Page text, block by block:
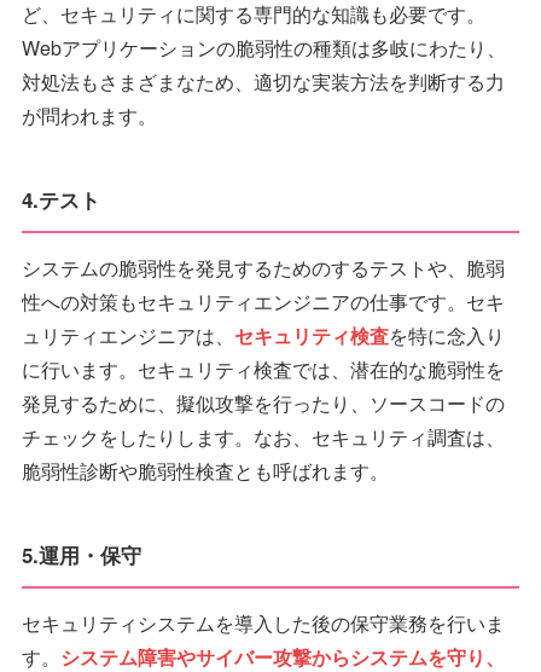
ど、セキュリティに関する専門的な知識も必要です。
Webアプリケーションの脆弱性の種類は多岐にわたり、
対処法もさまざまなため、適切な実装方法を判断する力
が問われます。
4.テスト
システムの脆弱性を発見するためのするテストや、脆弱
性への対策もセキュリティエンジニアの仕事です。セキ
ュリティエンジニアは、 セキュリティ検査を特に念入り
に行います。セキュリティ検査では、潜在的な脆弱性を
発見するために、擬似攻撃を行ったり、ソースコードの
チェックをしたりします。なお、セキュリティ調査は、
脆弱性診断や脆弱性検査とも呼ばれます。
5.運用・保守
セキュリティシステムを導入した後の保守業務を行いま
す。 システム障害やサイバー攻撃からシステムを守り、